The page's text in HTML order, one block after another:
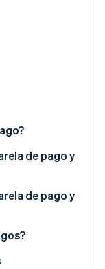
de pago y
plano
de pago y